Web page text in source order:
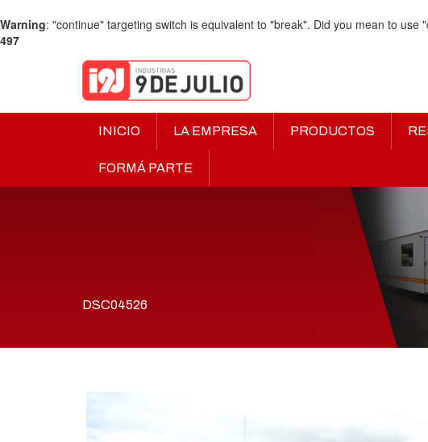
Warning: "continue" targeting switch is equivalent to "break". Did you mean to use
497
INICIO LA EMPRESA PRODUCTOS
FORMÁ PARTE
DSC04526